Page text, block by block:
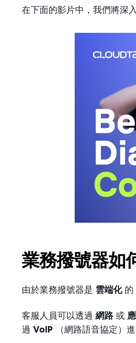
在下面的影片中，我們將深
業務撥號器如
由於業務撥號器是 雲端化的
客服人員可以透過 網路或
過 VoIP （網路語音協定）